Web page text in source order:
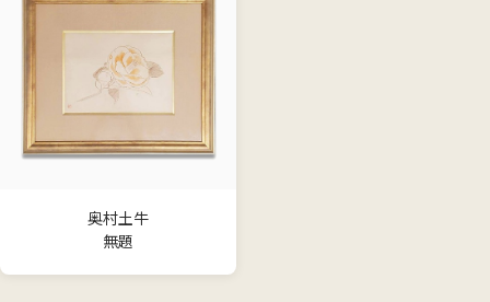
奥村土牛
無題